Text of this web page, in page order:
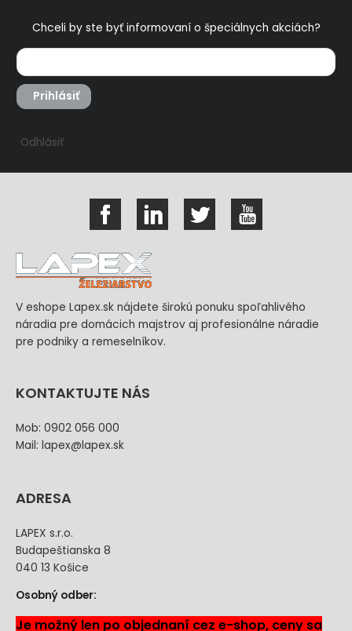
Chceli by ste byť informovaní o špeciálnych akciách?
Prihlásiť
Odhlásiť
V eshope Lapex.sk nájdete širokú ponuku spoľahlivého
náradia pre domácich majstrov aj profesionálne náradie
pre podniky a remeselníkov.
KONTAKTUJTE NÁS
Mob: 0902 056 000
Mail: lapex@lapex.sk
ADRESA
LAPEX s.r.o.
Budapeštianska 8
040 13 Košice
Osobný odber:
Je možný len po objednaní cez e-shop, ceny sa